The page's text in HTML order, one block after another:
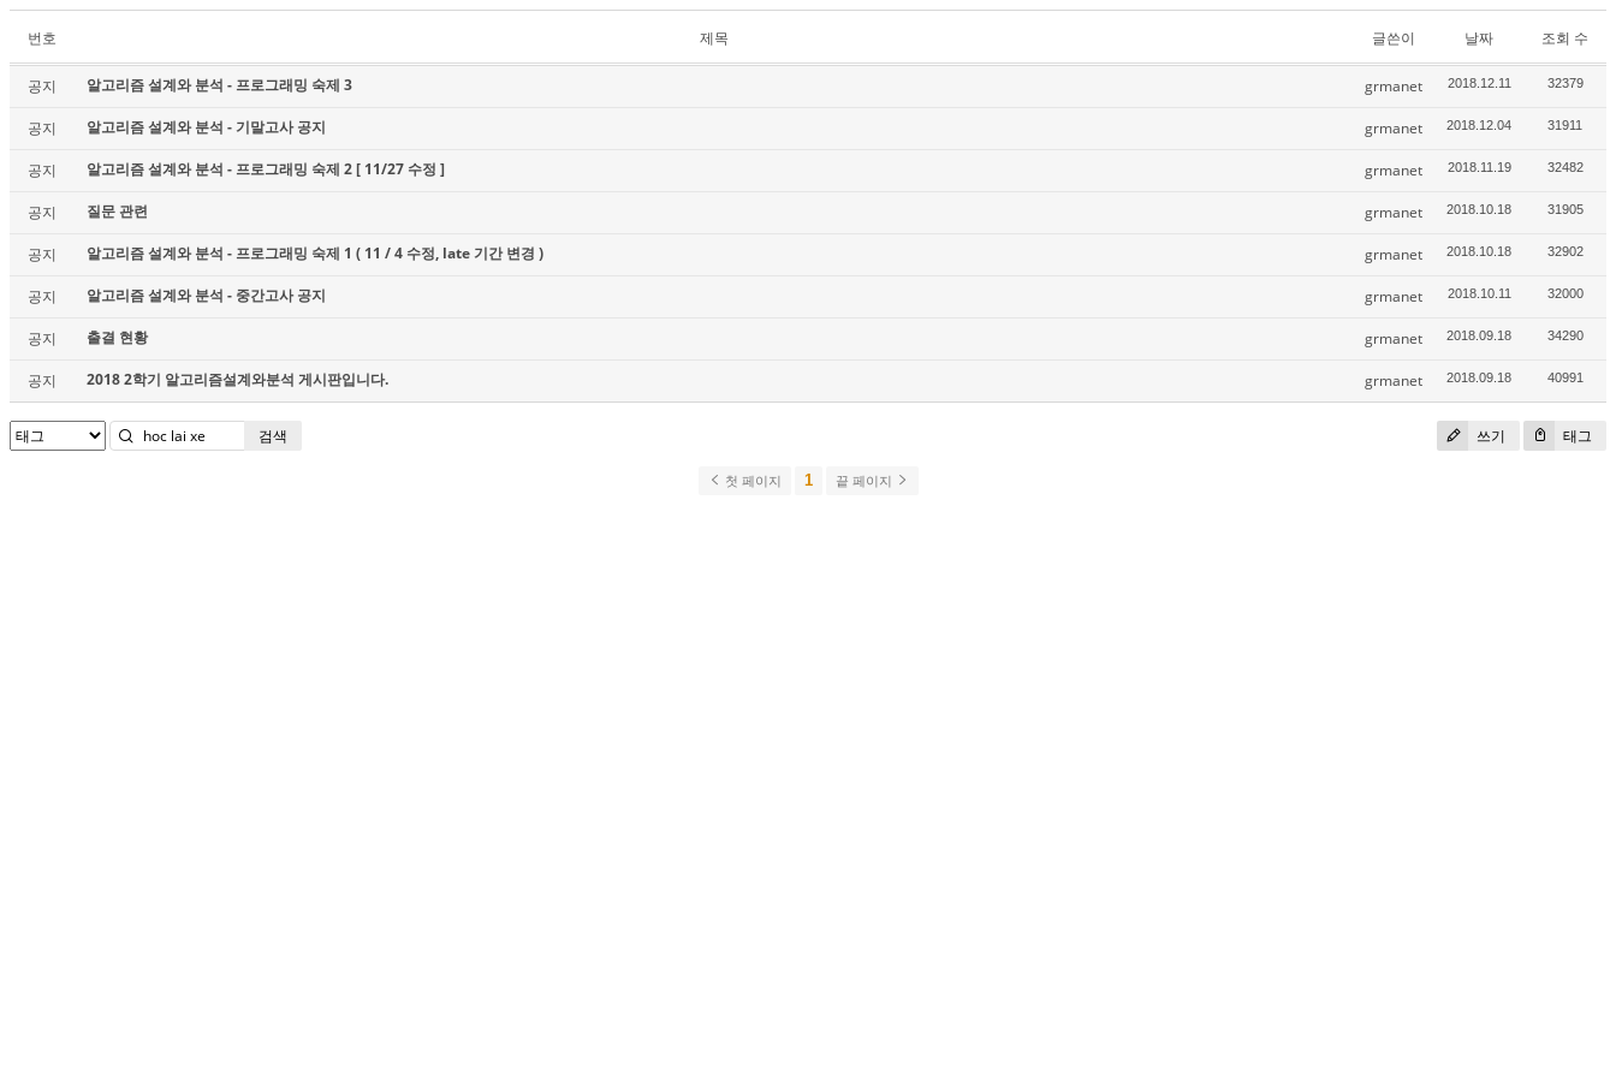
번호 제목 글쓴이 날짜 조회 수
공지 알고리즘 설계와 분석 - 프로그래밍 숙제 3 grmanet 2018.12.11 32379
공지 알고리즘 설계와 분석 - 기말고사 공지 grmanet 2018.12.04 31911
공지 알고리즘 설계와 분석 - 프로그래밍 숙제 2 [ 11/27 수정 ] grmanet 2018.11.19 32482
공지 질문 관련 grmanet 2018.10.18 31905
공지 알고리즘 설계와 분석 - 프로그래밍 숙제 1 ( 11 / 4 수정, late 기간 변경 ) grmanet 2018.10.18 32902
공지 알고리즘 설계와 분석 - 중간고사 공지 grmanet 2018.10.11 32000
공지 출결 현황 grmanet 2018.09.18 34290
공지 2018 2학기 알고리즘설계와분석 게시판입니다. grmanet 2018.09.18 40991
쓰기 태그
검색
첫 페이지 1 끝 페이지